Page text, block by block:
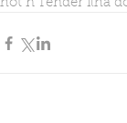
hot n'Tender ilha